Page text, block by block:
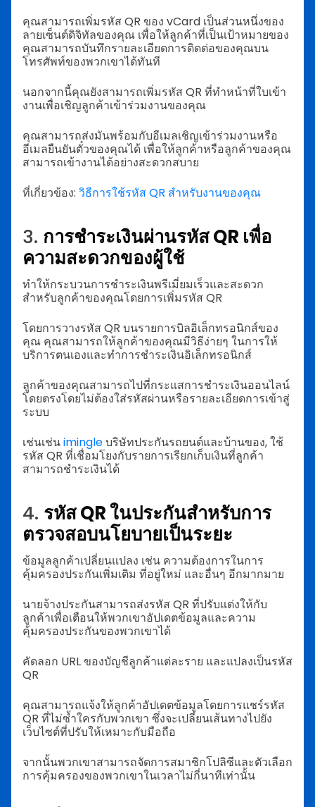
คุณสามารถเพิ่มรหัส QR ของ vCard เป็นส่วนหนึ่งของ
ลายเซ็นต์ดิจิทัลของคุณ เพื่อให้ลูกค้าที่เป็นเป้าหมายของ
คุณสามารถบันทึกรายละเอียดการติดต่อของคุณบน
โทรศัพท์ของพวกเขาได้ทันที
นอกจากนี้คุณยังสามารถเพิ่มรหัส QR ที่ทำหน้าที่ใบเข้า
งานเพื่อเชิญลูกค้าเข้าร่วมงานของคุณ
คุณสามารถส่งมันพร้อมกับอีเมลเชิญเข้าร่วมงานหรือ
อีเมลยืนยันตั๋วของคุณได้ เพื่อให้ลูกค้าหรือลูกค้าของคุณ
สามารถเข้างานได้อย่างสะดวกสบาย
ที่เกี่ยวข้อง: วิธีการใช้รหัส QR สำหรับงานของคุณ
3. การชำระเงินผ่านรหัส QR เพื่อ
ความสะดวกของผู้ใช้
ทำให้กระบวนการชำระเงินพรีเมี่ยมเร็วและสะดวก
สำหรับลูกค้าของคุณโดยการเพิ่มรหัส QR
โดยการวางรหัส QR บนรายการบิลอิเล็กทรอนิกส์ของ
คุณ คุณสามารถให้ลูกค้าของคุณมีวิธีง่ายๆ ในการให้
บริการตนเองและทำการชำระเงินอิเล็กทรอนิกส์
ลูกค้าของคุณสามารถไปที่กระแสการชำระเงินออนไลน์
โดยตรงโดยไม่ต้องใส่รหัสผ่านหรือรายละเอียดการเข้าสู่
ระบบ
เช่นเช่นimingleบริษัทประกันรถยนต์และบ้านของ, ใช้
รหัส QR ที่เชื่อมโยงกับรายการเรียกเก็บเงินที่ลูกค้า
สามารถชำระเงินได้
4. รหัส QR ในประกันสำหรับการ
ตรวจสอบนโยบายเป็นระยะ
ข้อมูลลูกค้าเปลี่ยนแปลง เช่น ความต้องการในการ
คุ้มครองประกันเพิ่มเติม ที่อยู่ใหม่ และอื่นๆ อีกมากมาย
นายจ้างประกันสามารถส่งรหัส QR ที่ปรับแต่งให้กับ
ลูกค้าเพื่อเตือนให้พวกเขาอัปเดตข้อมูลและความ
คุ้มครองประกันของพวกเขาได้
คัดลอก URL ของบัญชีลูกค้าแต่ละราย และแปลงเป็นรหัส
QR
คุณสามารถแจ้งให้ลูกค้าอัปเดตข้อมูลโดยการแชร์รหัส
QR ที่ไม่ซ้ำใครกับพวกเขา ซึ่งจะเปลี่ยนเส้นทางไปยัง
เว็บไซต์ที่ปรับให้เหมาะกับมือถือ
จากนั้นพวกเขาสามารถจัดการสมาชิกโปลิซีและตัวเลือก
การคุ้มครองของพวกเขาในเวลาไม่กี่นาทีเท่านั้น